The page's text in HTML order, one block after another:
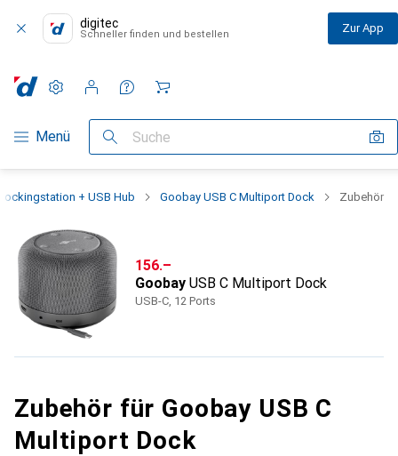
digitec
Schneller finden und bestellen Zur App
Navigation nach Kategorien
Menü Suche
Einstellungen
Kundenkonto
Vergleichslisten
Merklisten
Warenkorb
+ USB Hub Goobay USB C Multiport Dock Zubehör
CHF
156.–
Goobay USB C Multiport Dock
USB-C, 12 Ports
Zubehör für Goobay USB C
Multiport Dock